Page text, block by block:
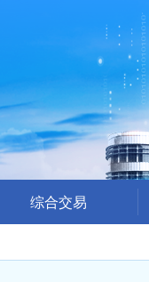
综合交易
交易答疑澄清